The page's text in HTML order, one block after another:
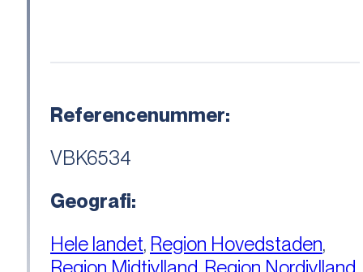
Referencenummer:
VBK6534
Geografi:
Hele landet, Region Hovedstaden,